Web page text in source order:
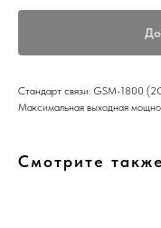
Стандарт связи: GSM-1800
Максимальная выходная
Смотрите